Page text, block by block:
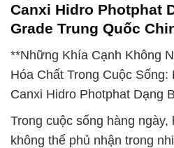
Canxi Hidro Photphat
Grade Trung Quốc
**Những Khía Cạnh Không
Hóa Chất Trong Cuộc Sống:
Canxi Hidro Photphat Dạng
Trong cuộc sống hàng
không thể phủ nhận trong